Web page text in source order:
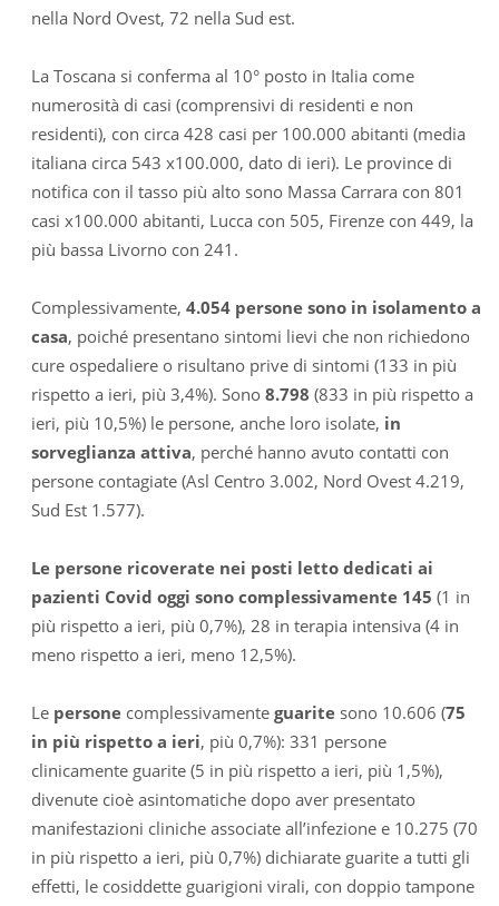
nella Nord Ovest, 72 nella Sud est.
La Toscana si conferma al 10° posto in Italia come
numerosità di casi (comprensivi di residenti e non
residenti), con circa 428 casi per 100.000 abitanti (media
italiana circa 543 x100.000, dato di ieri). Le province di
notifica con il tasso più alto sono Massa Carrara con 801
casi x100.000 abitanti, Lucca con 505, Firenze con 449, la
più bassa Livorno con 241.
Complessivamente, 4.054 persone sono in isolamento a
casa, poiché presentano sintomi lievi che non richiedono
cure ospedaliere o risultano prive di sintomi (133 in più
rispetto a ieri, più 3,4%). Sono 8.798 (833 in più rispetto a
ieri, più 10,5%) le persone, anche loro isolate, in
sorveglianza attiva, perché hanno avuto contatti con
persone contagiate (Asl Centro 3.002, Nord Ovest 4.219,
Sud Est 1.577).
Le persone ricoverate nei posti letto dedicati ai
pazienti Covid oggi sono complessivamente 145 (1 in
più rispetto a ieri, più 0,7%), 28 in terapia intensiva (4 in
meno rispetto a ieri, meno 12,5%).
Le personecomplessivamente guaritesono 10.606 (75
in più rispetto a ieri, più 0,7%): 331 persone
clinicamente guarite (5 in più rispetto a ieri, più 1,5%),
divenute cioè asintomatiche dopo aver presentato
manifestazioni cliniche associate all’infezione e 10.275 (70
in più rispetto a ieri, più 0,7%) dichiarate guarite a tutti gli
effetti, le cosiddette guarigioni virali, con doppio tampone